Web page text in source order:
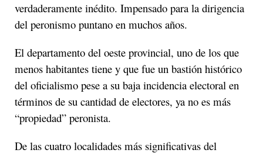
verdaderamente inédito. Impensado para la dirigencia
del peronismo puntano en muchos años.
El departamento del oeste provincial, uno de los que
menos habitantes tiene y que fue un bastión histórico
del oficialismo pese a su baja incidencia electoral en
términos de su cantidad de electores, ya no es más
“propiedad” peronista.
De las cuatro localidades más significativas del